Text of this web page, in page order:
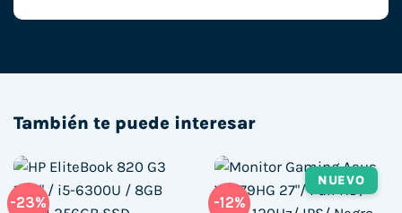
También te puede interesar
-23% -12%
NUEVO